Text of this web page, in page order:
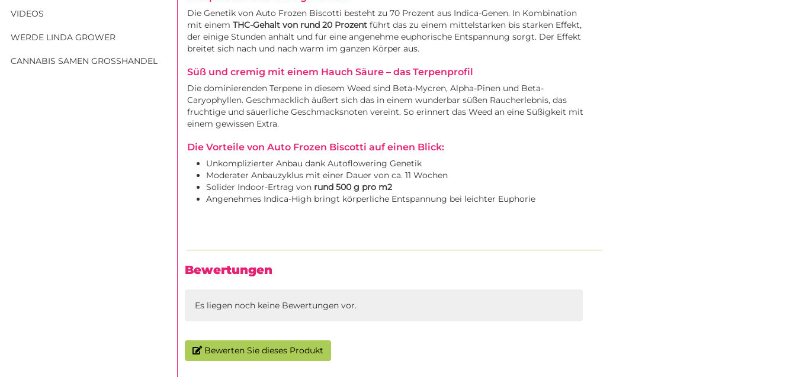
Die Genetik von Auto Frozen Biscotti besteht zu 70 Prozent aus Indica-Genen. In Kombination
mit einem THC-Gehalt von rund 20 Prozent führt das zu einem mittelstarken bis starken Effekt,
der einige Stunden anhält und für eine angenehme euphorische Entspannung sorgt. Der Effekt
breitet sich nach und nach warm im ganzen Körper aus.
Süß und cremig mit einem Hauch Säure – das Terpenprofil
Die dominierenden Terpene in diesem Weed sind Beta-Mycren, Alpha-Pinen und Beta-
Caryophyllen. Geschmacklich äußert sich das in einem wunderbar süßen Raucherlebnis, das
fruchtige und säuerliche Geschmacksnoten vereint. So erinnert das Weed an eine Süßigkeit mit
einem gewissen Extra.
Die Vorteile von Auto Frozen Biscotti auf einen Blick:
Unkomplizierter Anbau dank Autoflowering Genetik
Moderater Anbauzyklus mit einer Dauer von ca. 11 Wochen
Solider Indoor-Ertrag von rund 500 g pro m2
Angenehmes Indica-High bringt körperliche Entspannung bei leichter Euphorie
Bewertungen
Es liegen noch keine Bewertungen vor.
Bewerten Sie dieses Produkt
VIDEOS
WERDE LINDA GROWER
CANNABIS SAMEN GROSSHANDEL